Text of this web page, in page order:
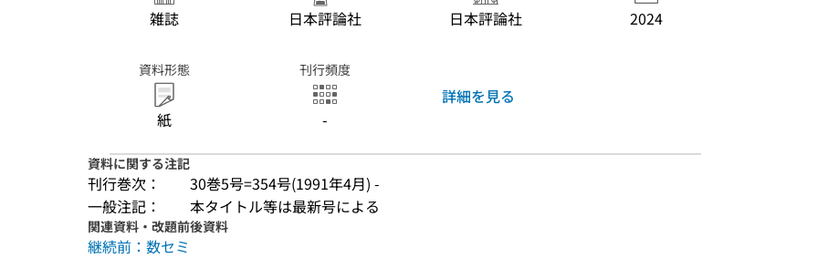
雑誌 日本評論社 日本評論社 2024
資料形態
紙
刊行頻度
-
詳細を見る
資料に関する注記
刊行巻次：
30巻5号=354号(1991年4月) -
一般注記：
本タイトル等は最新号による
関連資料・改題前後資料
継続前：数セミ